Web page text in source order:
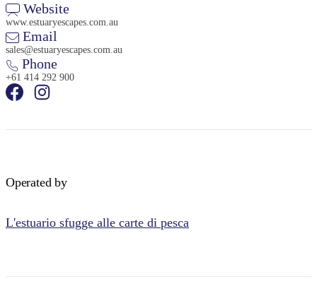
Website
www.estuaryescapes.com.au
Email
sales@estuaryescapes.com.au
Phone
+61 414 292 900
Operated by
L'estuario sfugge alle carte di pesca